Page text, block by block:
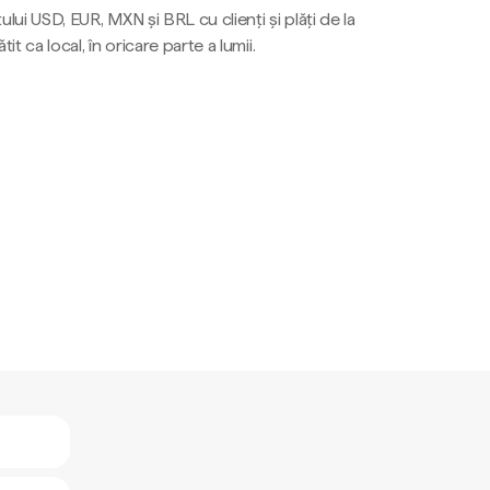
USD, EUR, MXN și BRL cu clienți și plăți de la
ca local, în oricare parte a lumii.